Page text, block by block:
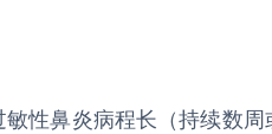
性鼻炎病程长（持续数